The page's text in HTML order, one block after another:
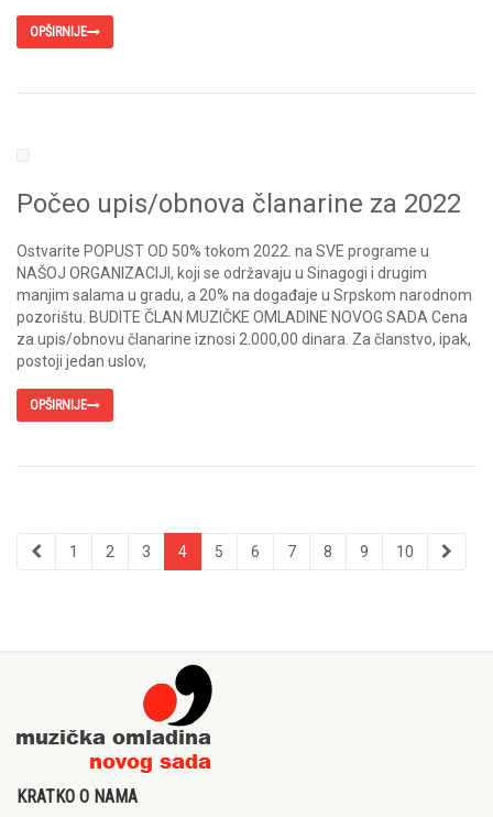
OPŠIRNIJE
Počeo upis/obnova članarine za 2022
Ostvarite POPUST OD 50% tokom 2022. na SVE programe u
NAŠOJ ORGANIZACIJI, koji se održavaju u Sinagogi i drugim
manjim salama u gradu, a 20% na događaje u Srpskom narodnom
pozorištu. BUDITE ČLAN MUZIČKE OMLADINE NOVOG SADA Cena
za upis/obnovu članarine iznosi 2.000,00 dinara. Za članstvo, ipak,
postoji jedan uslov,
OPŠIRNIJE
1 2 3 4 5 6 7 8 9 10
KRATKO O NAMA